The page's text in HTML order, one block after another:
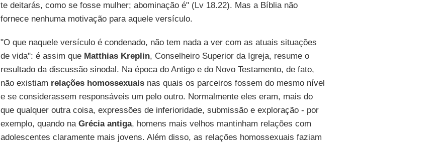
te deitarás, como se fosse mulher; abominação é" (Lv 18.22). Mas a Bíblia não
fornece nenhuma motivação para aquele versículo.
"O que naquele versículo é condenado, não tem nada a ver com as atuais situações
de vida": é assim que Matthias Kreplin, Conselheiro Superior da Igreja, resume o
resultado da discussão sinodal. Na época do Antigo e do Novo Testamento, de fato,
não existiam relações homossexuaisnas quais os parceiros fossem do mesmo nível
e se considerassem responsáveis um pelo outro. Normalmente eles eram, mais do
que qualquer outra coisa, expressões de inferioridade, submissão e exploração - por
exemplo, quando na Grécia antiga, homens mais velhos mantinham relações com
adolescentes claramente mais jovens. Além disso, as relações homossexuais faziam